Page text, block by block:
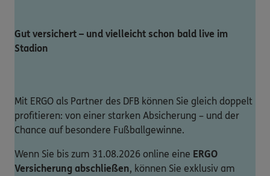
Gut versichert – und vielleicht schon bald live im
Stadion
Mit ERGO als Partner des DFB können Sie gleich doppelt
profitieren: von einer starken Absicherung – und der
Chance auf besondere Fußballgewinne.
Wenn Sie bis zum 31.08.2026 online eine ERGO
Versicherung abschließen, können Sie exklusiv am